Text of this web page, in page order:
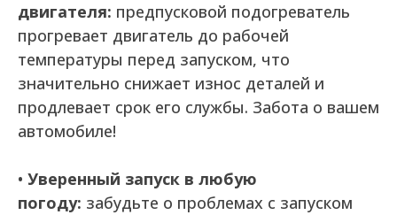
двигателя: предпусковой подогреватель
прогревает двигатель до рабочей
температуры перед запуском, что
значительно снижает износ деталей и
продлевает срок его службы. Забота о вашем
автомобиле!
• Уверенный запуск в любую
погоду: забудьте о проблемах с запуском